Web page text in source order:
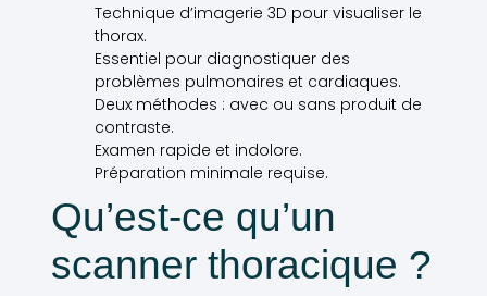
Technique d’imagerie 3D pour visualiser le
thorax.
Essentiel pour diagnostiquer des
problèmes pulmonaires et cardiaques.
Deux méthodes : avec ou sans produit de
contraste.
Examen rapide et indolore.
Préparation minimale requise.
Qu’est-ce qu’un
scanner thoracique ?